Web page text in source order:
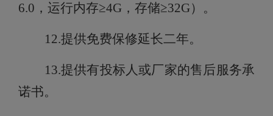
6.0，运行内存≥4G，存储≥32G）。
12.提供免费保修延长二年。
13.提供有投标人或厂家的售后服务承
诺书。